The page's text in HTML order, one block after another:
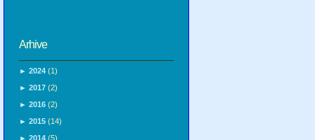
Arhive
► 2024 (1)
► 2017 (2)
► 2016 (2)
► 2015 (14)
► 2014 (5)